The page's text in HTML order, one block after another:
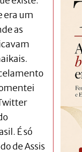
era um
as
É só
de Assis